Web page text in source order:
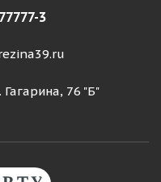
3
76 "Б"